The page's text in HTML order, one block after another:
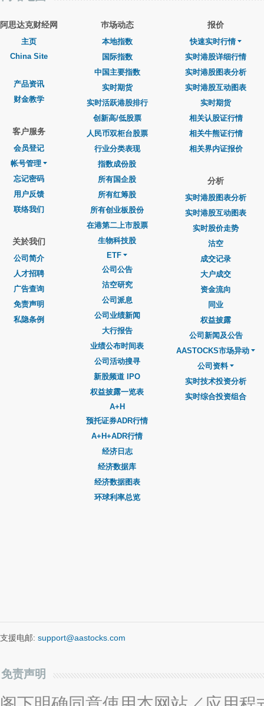
阿思达克财经网
主页
China Site
产品资讯
财金教学
客户服务
会员登记
帐号管理
忘记密码
用户反馈
联络我们
关於我们
公司简介
人才招聘
广告查询
免责声明
私隐条例
巿场动态
本地指数
国际指数
中国主要指数
实时期货
实时活跃港股排行
创新高/低股票
人民币双柜台股票
行业分类表现
指数成份股
所有国企股
所有红筹股
所有创业板股份
在港第二上市股票
生物科技股
ETF
公司公告
沽空研究
公司派息
公司业绩新闻
大行报告
业绩公布时间表
公司活动搜寻
新股频道 IPO
权益披露一览表
A+H
预托证券ADR行情
A+H+ADR行情
经济日志
经济数据库
经济数据图表
环球利率总览
报价
快速实时行情
实时港股详细行情
实时港股图表分析
实时港股互动图表
实时期货
相关认股证行情
相关牛熊证行情
相关界内证报价
分析
实时港股图表分析
实时港股互动图表
实时股价走势
沽空
成交记录
大户成交
资金流向
同业
权益披露
公司新闻及公告
AASTOCKS市场异动
公司资料
实时技术投资分析
实时综合投资组合
支援电邮: support@aastocks.com
免责声明